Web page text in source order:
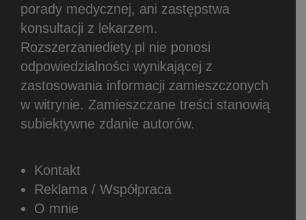
porady medycznej, ani zastępstwa
konsultacji z lekarzem.
Rozszerzaniediety.pl nie ponosi
odpowiedzialności wynikającej z
zastosowania informacji zamieszczonych
w witrynie. Zamieszczane treści stanowią
subiektywne zdanie autorów.
Kontakt
Reklama / Współpraca
O mnie